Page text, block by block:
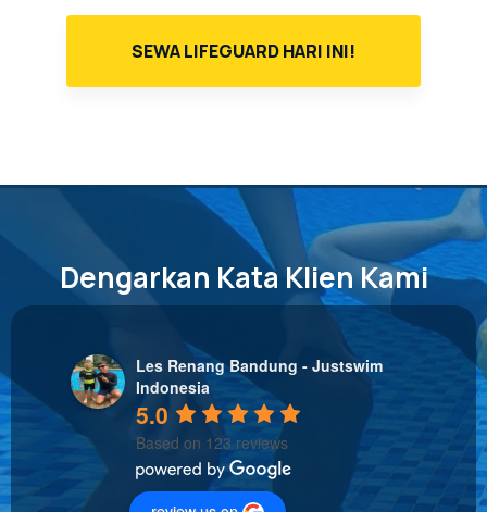
SEWA LIFEGUARD HARI INI!
Dengarkan Kata Klien Kami
Les Renang Bandung - Justswim
Indonesia
5.0
Based on 123 reviews